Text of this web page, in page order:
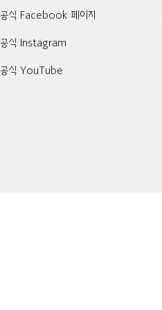
공식 Facebook 페이지
공식 Instagram
공식 YouTube